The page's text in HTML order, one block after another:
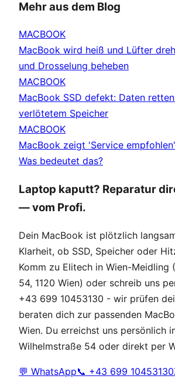
Mehr aus dem Blog
MACBOOK
MacBook wird heiß und Lüfter
und Drosselung beheben
MACBOOK
MacBook SSD defekt: Daten
verlötetem Speicher
MACBOOK
MacBook zeigt 'Service
Was bedeutet das?
Laptop kaputt? Reparatur
— vom Profi.
Dein MacBook ist plötzlich
Klarheit, ob SSD, Speicher oder
Komm zu Elitech in Wien-Meidling
54, 1120 Wien) oder schreib uns
+43 699 10453130 - wir prüfen
beraten dich zur passenden
Wien. Du erreichst uns persönlich
Wilhelmstraße 54 oder direkt per
💬 WhatsApp📞 +43 699 10453130